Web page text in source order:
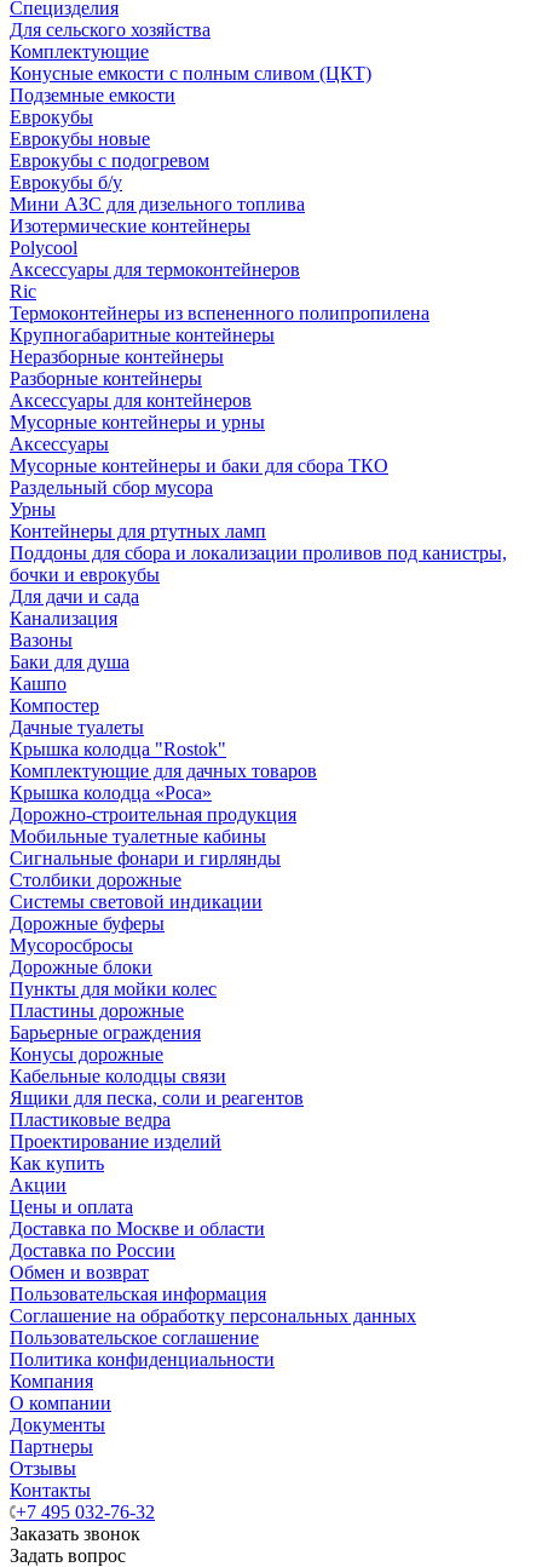
Специзделия
Для сельского хозяйства
Комплектующие
Конусные емкости с полным сливом (ЦКТ)
Подземные емкости
Еврокубы
Еврокубы новые
Еврокубы с подогревом
Еврокубы б/у
Мини АЗС для дизельного топлива
Изотермические контейнеры
Polycool
Аксессуары для термоконтейнеров
Ric
Термоконтейнеры из вспененного полипропилена
Крупногабаритные контейнеры
Неразборные контейнеры
Разборные контейнеры
Аксессуары для контейнеров
Мусорные контейнеры и урны
Аксессуары
Мусорные контейнеры и баки для сбора ТКО
Раздельный сбор мусора
Урны
Контейнеры для ртутных ламп
Поддоны для сбора и локализации проливов под канистры,
бочки и еврокубы
Для дачи и сада
Канализация
Вазоны
Баки для душа
Кашпо
Компостер
Дачные туалеты
Крышка колодца "Rostok"
Комплектующие для дачных товаров
Крышка колодца «Роса»
Дорожно-строительная продукция
Мобильные туалетные кабины
Сигнальные фонари и гирлянды
Столбики дорожные
Системы световой индикации
Дорожные буферы
Мусоросбросы
Дорожные блоки
Пункты для мойки колес
Пластины дорожные
Барьерные ограждения
Конусы дорожные
Кабельные колодцы связи
Ящики для песка, соли и реагентов
Пластиковые ведра
Проектирование изделий
Как купить
Акции
Цены и оплата
Доставка по Москве и области
Доставка по России
Обмен и возврат
Пользовательская информация
Соглашение на обработку персональных данных
Пользовательское соглашение
Политика конфиденциальности
Компания
О компании
Документы
Партнеры
Отзывы
Контакты
+7 495 032-76-32
Заказать звонок
Задать вопрос